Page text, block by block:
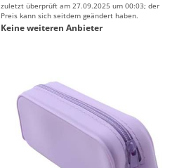
zuletzt überprüft am 27.09.2025 um 00:03; der
Preis kann sich seitdem geändert haben.
Keine weiteren Anbieter